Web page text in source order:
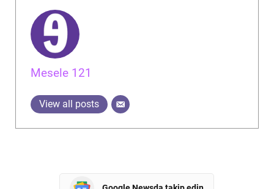
Mesele 121
View all posts